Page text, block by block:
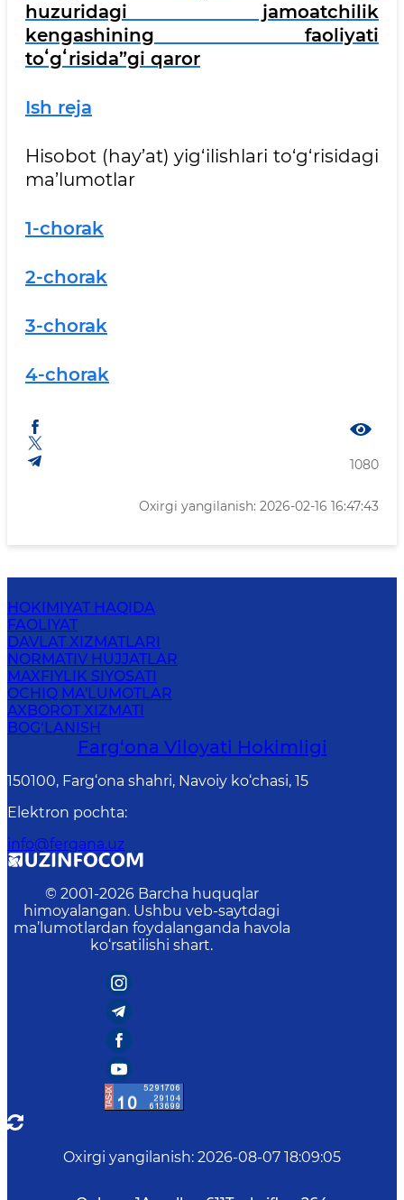
huzuridagi jamoatchilik
kengashining faoliyati
toʻgʻrisida”gi qaror
Ish reja
Hisobot (hay’at) yig‘ilishlari to‘g‘risidagi
ma’lumotlar
1-chorak
2-chorak
3-chorak
4-chorak
1080
Oxirgi yangilanish: 2026-02-16 16:47:43
HOKIMIYAT HAQIDA
FAOLIYAT
DAVLAT XIZMATLARI
NORMATIV HUJJATLAR
MAXFIYLIK SIYOSATI
OCHIQ MA'LUMOTLAR
AXBOROT XIZMATI
BOG‘LANISH
Farg‘оnа Vilоyati Hоkimligi
150100, Fаrg‘оnа shаhri, Nаvоiy ko‘chаsi, 15
Elektron pochta:
info@fergana.uz
© 2001-2026 Barcha huquqlar
himoyalangan. Ushbu veb-saytdagi
ma’lumotlardan foydalanganda havola
ko‘rsatilishi shart.
Oxirgi yangilanish: 2026-08-07 18:09:05